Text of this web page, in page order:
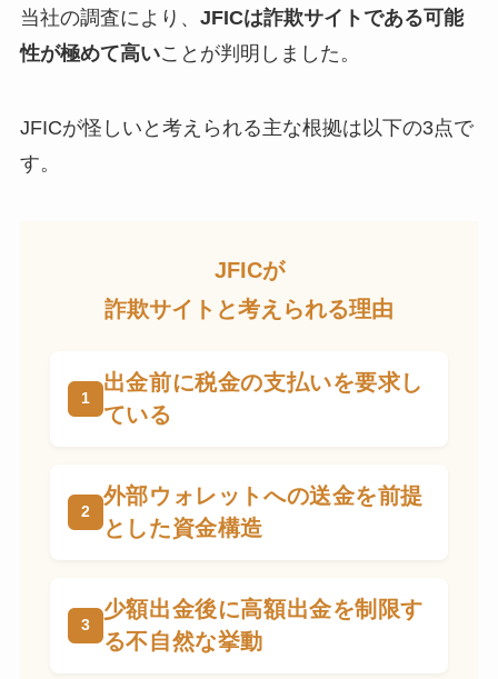
当社の調査により、 JFICは詐欺サイトである可能
性が極めて高いことが判明しました。
JFICが怪しいと考えられる主な根拠は以下の3点で
す。
JFICが
詐欺サイトと考えられる理由
出金前に税金の支払いを要求し
ている
外部ウォレットへの送金を前提
とした資金構造
少額出金後に高額出金を制限す
る不自然な挙動